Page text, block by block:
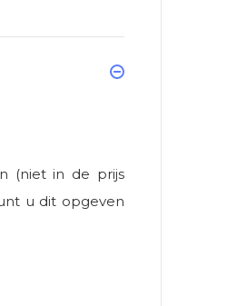
(niet in de prijs
u dit opgeven